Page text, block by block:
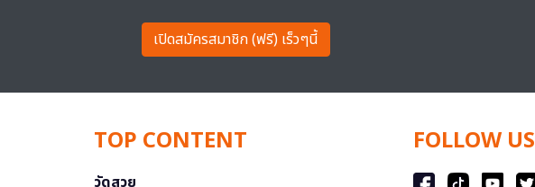
เปิดสมัครสมาชิก (ฟรี) เร็วๆนี้
TOP CONTENT
วัดสวย
FOLLOW US